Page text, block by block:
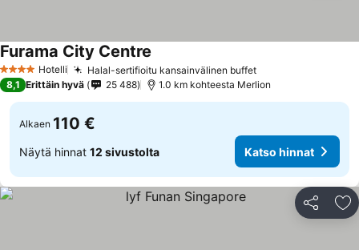
4 Tähtiluokitus
Hotelli Halal-sertifioitu kansainvälinen buffetKatso hinnat
Furama City Centre
8,1 Erittäin hyvä 25 488 1.0 km kohteesta Merlion
Alkaen 110 €
Näytä hinnat 12 sivustolta Katso hinnat
Jaa